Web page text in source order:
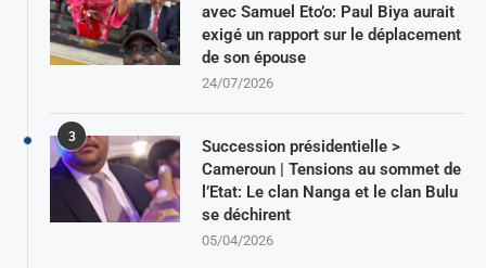
avec Samuel Eto’o: Paul Biya aurait
exigé un rapport sur le déplacement
de son épouse
24/07/2026
3
Succession présidentielle >
Cameroun | Tensions au sommet de
l’Etat: Le clan Nanga et le clan Bulu
se déchirent
05/04/2026